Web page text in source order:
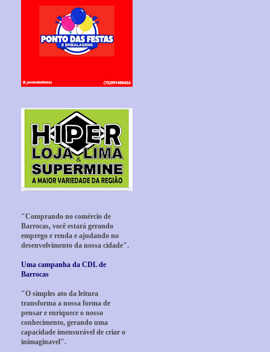
"Comprando no comércio de
Barrocas, você estará gerando
emprego e renda e ajudando no
desenvolvimento da nossa cidade".
Uma campanha da CDL de
Barrocas
"O simples ato da leitura
transforma a nossa forma de
pensar e enriquece o nosso
conhecimento, gerando uma
capacidade imensurável de criar o
inimaginavel".